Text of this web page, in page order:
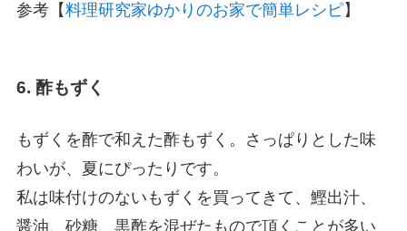
参考【料理研究家ゆかりのお家で簡単レシピ】
6. 酢もずく
もずくを酢で和えた酢もずく。さっぱりとした味
わいが、夏にぴったりです。
私は味付けのないもずくを買ってきて、 鰹出汁、
醤油、砂糖、黒酢を混ぜたもので頂くことが多い